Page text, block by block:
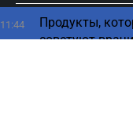
11:44
Продукты,
советуют врачи
сursorinfo.co.il ©